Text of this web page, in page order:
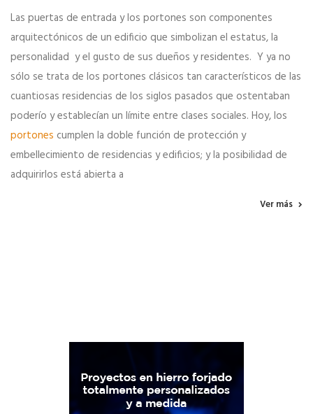
Las puertas de entrada y los portones son componentes
arquitectónicos de un edificio que simbolizan el estatus, la
personalidad y el gusto de sus dueños y residentes. Y ya no
sólo se trata de los portones clásicos tan característicos de las
cuantiosas residencias de los siglos pasados que ostentaban
poderío y establecían un límite entre clases sociales. Hoy, los
portones cumplen la doble función de protección y
embellecimiento de residencias y edificios; y la posibilidad de
adquirirlos está abierta a
Ver más